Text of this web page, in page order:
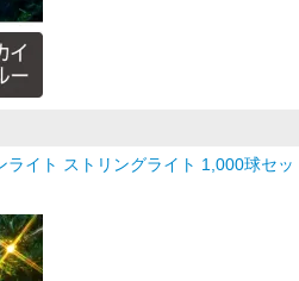
ライト ストリングライト 1,000球セ